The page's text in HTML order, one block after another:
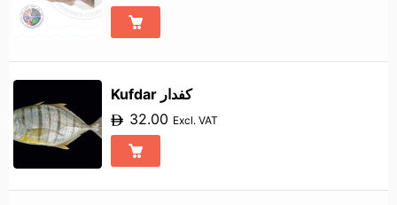
Kufdar كفدار
32.00 Excl. VAT